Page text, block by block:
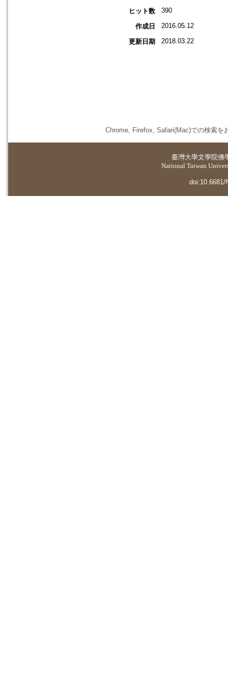
ヒット数
390
作成日 2016.05.12
更新日期 2018.03.22
Chrome, Firefox, Safari(Mac)での検索を
臺灣大學文學院佛
National Taiwan
doi:10.6681/